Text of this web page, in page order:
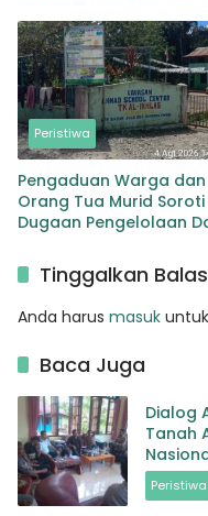
yang Tak Perlu
Peristiwa
Pengaduan Warga dan
Orang Tua Murid Soroti
Dugaan Pengelolaan
Tapanuli Selatan
Tinggalkan
Anda harus masuk
Baca Juga
Dialog
Tanah
Peristiwa